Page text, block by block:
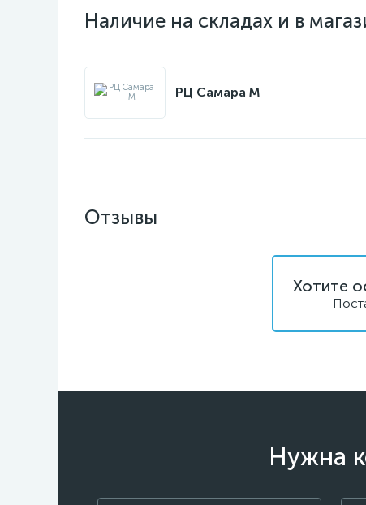
Наличие на складах и в
РЦ Самара M
Отзывы
Хотите
Нужна